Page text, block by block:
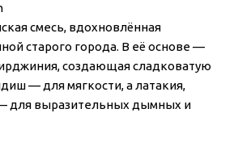
смесь, вдохновлённая
старого города. В её основе —
создающая сладковатую
— для мягкости, а латакия,
для выразительных дымных и